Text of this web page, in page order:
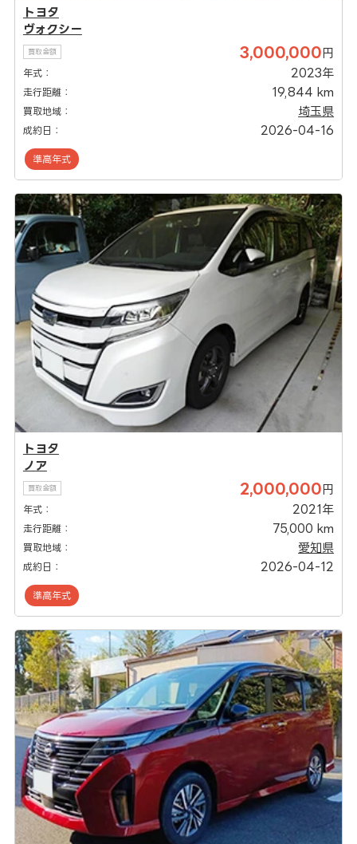
トヨタ
ヴォクシー
買取金額 3,000,000 円
年式： 2023年
走行距離： 19,844 km
買取地域： 埼玉県
成約日： 2026-04-16
準高年式
トヨタ
ノア
買取金額 2,000,000 円
年式： 2021年
走行距離： 75,000 km
買取地域： 愛知県
成約日： 2026-04-12
準高年式